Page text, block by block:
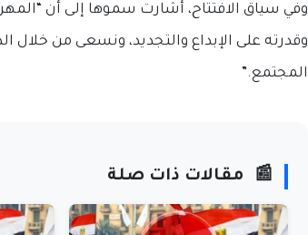
وفي سياق الافتتاح، أشارت سموها إلى أن
وقدرته على الإبداع والتجديد، ونسعى من خلال
المجتمع.”
📰 مقالات ذات صلة